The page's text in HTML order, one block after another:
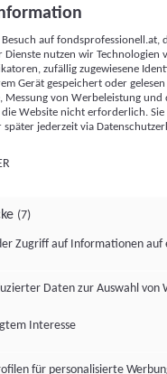
von Werbeleistung
Kennungen (z. B. login-
mit anderen
usw.) auf
ausgelesen werden, um es
App oder einer Webseite
der hier aufgeführten
auf
Dienste nutzen wir Technologien
zufällig zugewiesene
Gerät gespeichert oder
Messung von Werbeleistung
Website nicht erforderlich.
später jederzeit via
(7)
Zugriff auf Informationen auf
Daten zur Auswahl von
Interesse
für personalisierte